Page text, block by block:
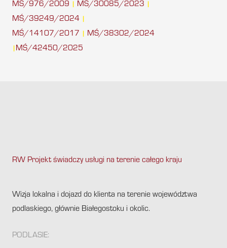
MŚ/976/2009 MŚ/30085/2023
MŚ/39249/2024
MŚ/14107/2017 MŚ/38302/2024
MŚ/42450/2025
RW Projekt świadczy usługi na terenie całego kraju
Wizja lokalna i dojazd do klienta na terenie województwa
podlaskiego, głównie Białegostoku i okolic.
PODLASIE: